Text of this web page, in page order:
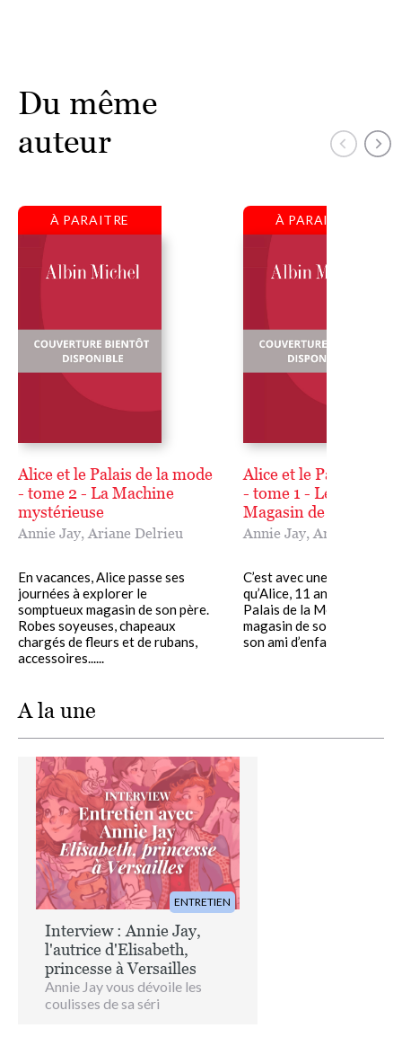
Du même
auteur
À PARAITRE
Alice et le Palais de la mode
- tome 2 - La Machine
mystérieuse
Annie Jay, Ariane Delrieu
En vacances, Alice passe ses
journées à explorer le
somptueux magasin de son père.
Robes soyeuses, chapeaux
chargés de fleurs et de rubans,
accessoires......
À PARAITRE
Alice et le Palais de la
- tome 1 - Le Plus
Magasin de Paris
Annie Jay, Ariane
C’est avec une immense
qu’Alice, 11 ans, découvre
Palais de la Mode, le grand
magasin de son père. Avec
son ami d’enfance, elle......
A la une
Image
ENTRETIEN
Interview : Annie Jay,
l'autrice d'Elisabeth,
princesse à Versailles
Annie Jay vous dévoile les
coulisses de sa séri